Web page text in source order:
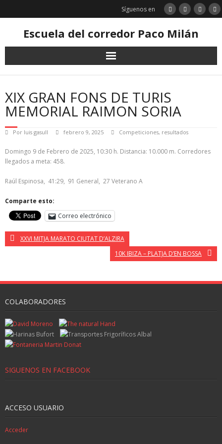
Síguenos en
Escuela del corredor Paco Milán
XIX GRAN FONS DE TURIS
MEMORIAL RAIMON SORIA
Por luis gasull febrero 9, 2025 Competiciones, resultados
Domingo 9 de Febrero de 2025, 10:30 h. Distancia: 10.000 m. Corredores
llegados a meta: 458.
Raúl Espinosa, 41:29, 91 General, 27 Veterano A
Comparte esto:
Correo electrónico
XXVI MITJA MARATO CIUTAT D’ALZIRA
10K IBIZA – PLATJA D’EN BOSSA
COLABORADORES
SIGUENOS EN FACEBOOK
ACCESO USUARIO
Acceder